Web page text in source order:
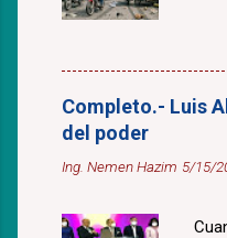
Completo.- Luis
del poder
Ing. Nemen Hazim 5/15/